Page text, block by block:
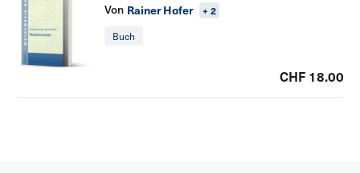
Von Rainer Hofer
+ 2
Buch
CHF 18.00